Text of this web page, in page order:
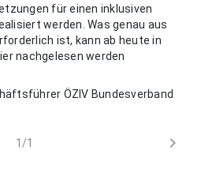
für einen inklusiven
werden. Was genau aus
ist, kann ab heute in
nachgelesen werden
ÖZIV Bundesverband
1/1 chevron_right